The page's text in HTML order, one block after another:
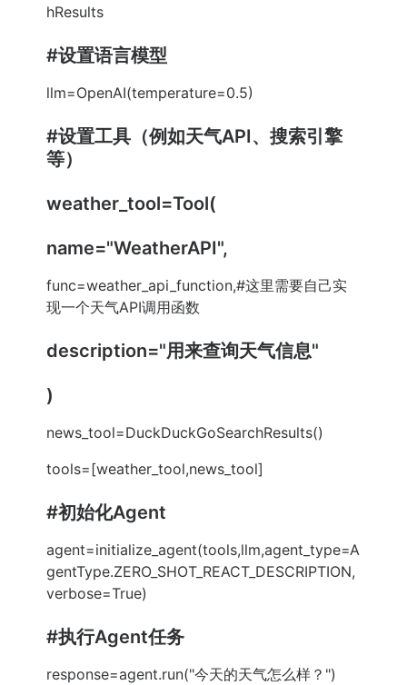
hResults
#设置语言模型
llm=OpenAI(temperature=0.5)
#设置工具（例如天气API、搜索引擎
等）
weather_tool=Tool(
name="WeatherAPI",
func=weather_api_function,#这里需要自己实
现一个天气API调用函数
description="用来查询天气信息"
)
news_tool=DuckDuckGoSearchResults()
tools=[weather_tool,news_tool]
#初始化Agent
agent=initialize_agent(tools,llm,agent_type=A
gentType.ZERO_SHOT_REACT_DESCRIPTION,
verbose=True)
#执行Agent任务
response=agent.run("今天的天气怎么样？")